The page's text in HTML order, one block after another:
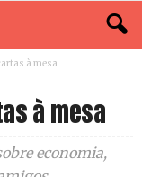
à mesa
à mesa
economia,